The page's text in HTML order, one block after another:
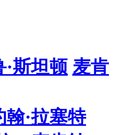
·斯坦顿 麦肯
翰·拉塞特